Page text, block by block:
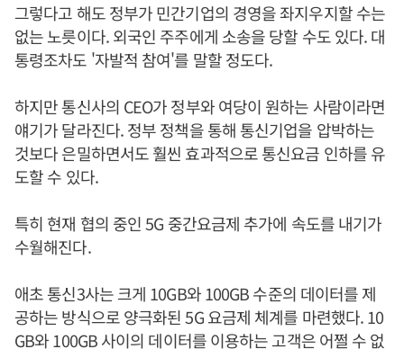
그렇다고 해도 정부가 민간기업의 경영을 좌지우지할 수는
없는 노릇이다. 외국인 주주에게 소송을 당할 수도 있다. 대
통령조차도 '자발적 참여'를 말할 정도다.
하지만 통신사의 CEO가 정부와 여당이 원하는 사람이라면
얘기가 달라진다. 정부 정책을 통해 통신기업을 압박하는
것보다 은밀하면서도 훨씬 효과적으로 통신요금 인하를 유
도할 수 있다.
특히 현재 협의 중인 5G 중간요금제 추가에 속도를 내기가
수월해진다.
애초 통신3사는 크게 10GB와 100GB 수준의 데이터를 제
공하는 방식으로 양극화된 5G 요금제 체계를 마련했다. 10
GB와 100GB 사이의 데이터를 이용하는 고객은 어쩔 수 없